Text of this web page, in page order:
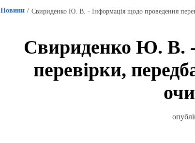
Новини Свириденко Ю. В. - Інформація щодо проведення
Свириденко Ю. В. -
перевірки,